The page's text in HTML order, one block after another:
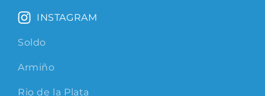
INSTAGRAM
Soldo
Armiño
Rio de la Plata